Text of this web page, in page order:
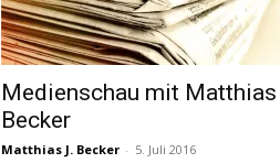
Medienschau mit Matthias
Becker
Matthias J. Becker - 5. Juli 2016